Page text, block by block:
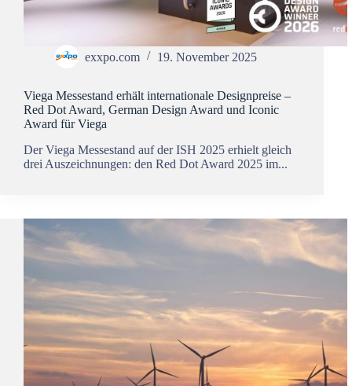
exxpo.com 19. November 2025
Viega Messestand erhält internationale Designpreise –
Red Dot Award, German Design Award und Iconic
Award für Viega
Der Viega Messestand auf der ISH 2025 erhielt gleich
drei Auszeichnungen: den Red Dot Award 2025 im...